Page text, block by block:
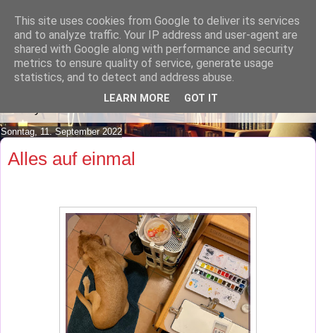
Lilafusselfee lädt Dich in ihr
Wohnzimmer ein.
Mach es Dir doch gemütlich und lies ein wenig über meine
Sonntag, 11. September 2022
Alles auf einmal
This site uses cookies from Google to deliver its services
and to analyze traffic. Your IP address and user-agent are
shared with Google along with performance and security
metrics to ensure quality of service, generate usage
statistics, and to detect and address abuse.
LEARN MORE GOT IT